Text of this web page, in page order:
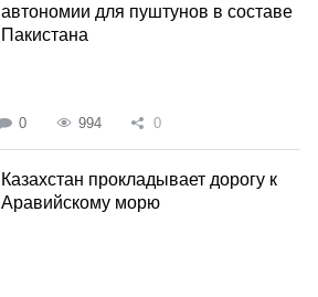
автономии для пуштунов в составе
Пакистана
0 994 0
Казахстан прокладывает дорогу к
Аравийскому морю